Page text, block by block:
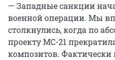
— Западные санкции
военной операции. Мы
столкнулись, когда по
проекту МС-21
композитов. Фактически